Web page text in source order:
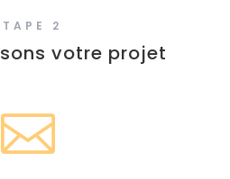
2
votre projet
